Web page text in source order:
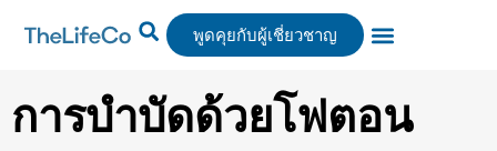
พูดคุยกับผู้เชี่ยวชาญ
การบำบัดด้วยโฟตอน